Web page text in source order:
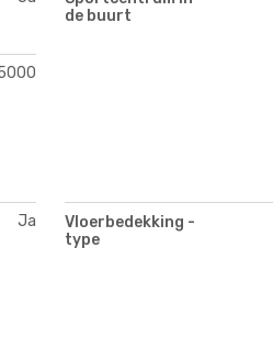
de buurt
Ja
Vloerbedekking -
type